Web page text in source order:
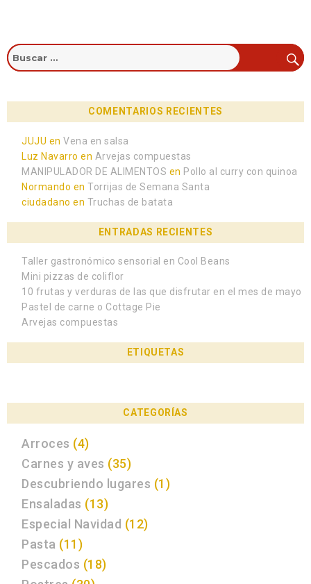
COMENTARIOS RECIENTES
JUJU enVena en salsa
Luz Navarro en Arvejas compuestas
MANIPULADOR DE ALIMENTOS en Pollo al curry con quinoa
Normando enTorrijas de Semana Santa
ciudadano en Truchas de batata
ENTRADAS RECIENTES
Taller gastronómico sensorial en Cool Beans
Mini pizzas de coliflor
10 frutas y verduras de las que disfrutar en el mes de mayo
Pastel de carne o Cottage Pie
Arvejas compuestas
ETIQUETAS
CATEGORÍAS
Arroces (4)
Carnes y aves (35)
Descubriendo lugares (1)
Ensaladas (13)
Especial Navidad (12)
Pasta (11)
Pescados (18)